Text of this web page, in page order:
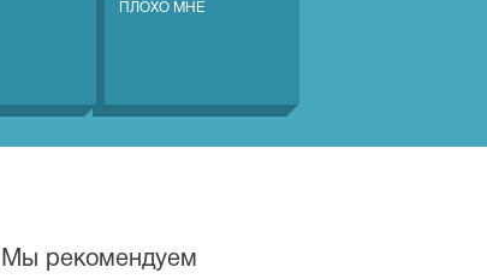
ПЛОХО МНЕ
Мы рекомендуем